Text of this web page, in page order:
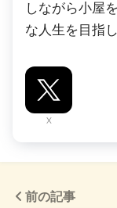
しながら小屋
な人生を目指
X
前の記事